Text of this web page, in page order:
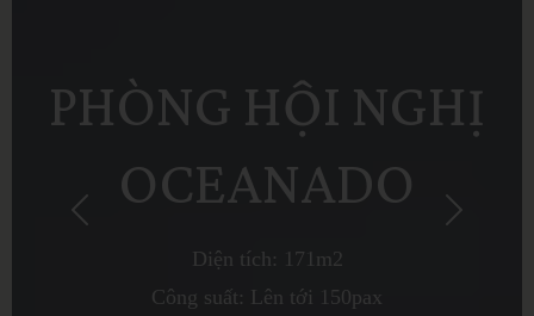
PHÒNG HỘI NGHỊ
OCEANADO
Diện tích: 171m2
Công suất: Lên tới 150pax